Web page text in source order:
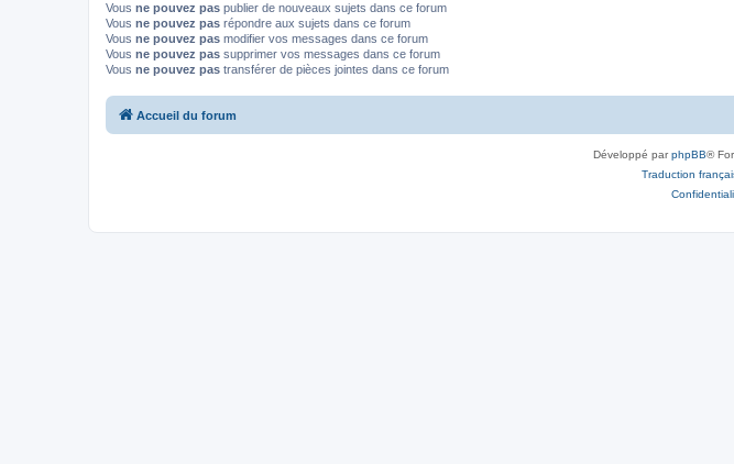
Vous ne pouvez pas publier de nouveaux sujets dans ce forum
Vous ne pouvez pas répondre aux sujets dans ce forum
Vous ne pouvez pas modifier vos messages dans ce forum
Vous ne pouvez pas supprimer vos messages dans ce forum
Vous ne pouvez pas transférer de pièces jointes dans ce forum
Accueil du forum
Développé parphpBB®
Traduction